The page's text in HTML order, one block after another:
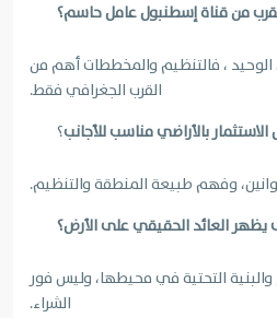
من قناة إسطنبول عامل حاسم؟
، فالتنظيم والمخططات أهم من
القرب الجغرافي فقط.
بالأراضي مناسب للأجانب؟
وفهم طبيعة المنطقة والتنظيم.
العائد الحقيقي على الأرض؟
والبنية التحتية في محيطها، وليس فور
الشراء.